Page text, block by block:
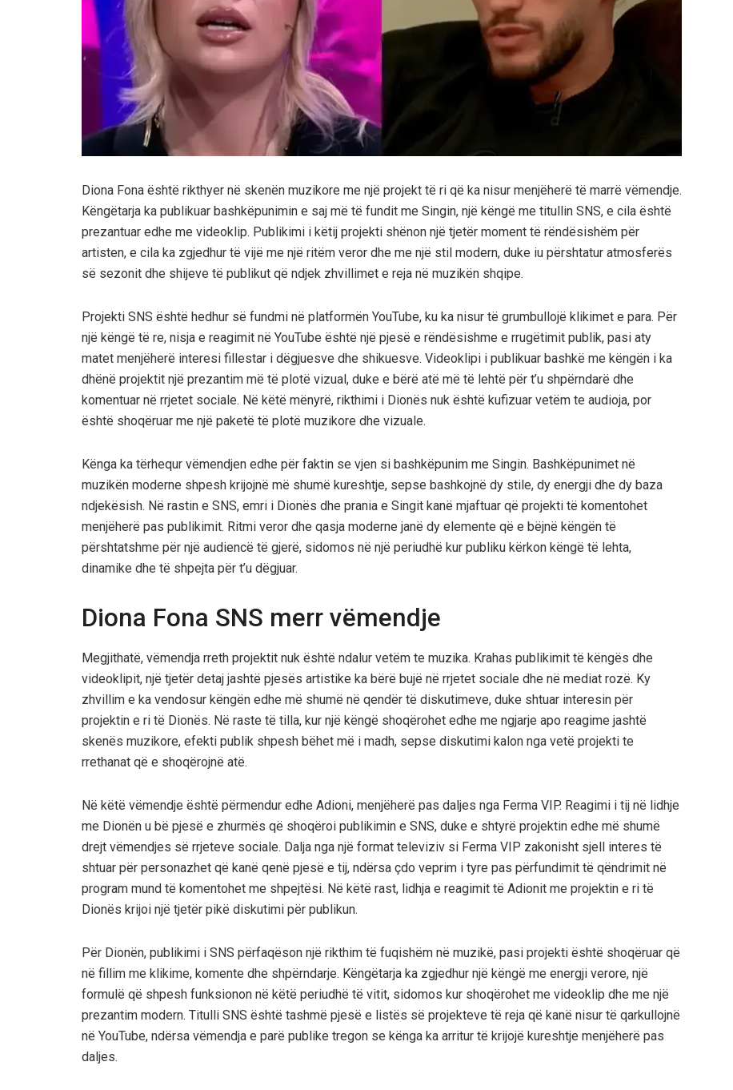
Diona Fona është rikthyer në skenën muzikore me një projekt të ri që ka nisur menjëherë të marrë vëmendje.
Këngëtarja ka publikuar bashkëpunimin e saj më të fundit me Singin, një këngë me titullin SNS, e cila është
prezantuar edhe me videoklip. Publikimi i këtij projekti shënon një tjetër moment të rëndësishëm për
artisten, e cila ka zgjedhur të vijë me një ritëm veror dhe me një stil modern, duke iu përshtatur atmosferës
së sezonit dhe shijeve të publikut që ndjek zhvillimet e reja në muzikën shqipe.
Projekti SNS është hedhur së fundmi në platformën YouTube, ku ka nisur të grumbullojë klikimet e para. Për
një këngë të re, nisja e reagimit në YouTube është një pjesë e rëndësishme e rrugëtimit publik, pasi aty
matet menjëherë interesi fillestar i dëgjuesve dhe shikuesve. Videoklipi i publikuar bashkë me këngën i ka
dhënë projektit një prezantim më të plotë vizual, duke e bërë atë më të lehtë për t’u shpërndarë dhe
komentuar në rrjetet sociale. Në këtë mënyrë, rikthimi i Dionës nuk është kufizuar vetëm te audioja, por
është shoqëruar me një paketë të plotë muzikore dhe vizuale.
Kënga ka tërhequr vëmendjen edhe për faktin se vjen si bashkëpunim me Singin. Bashkëpunimet në
muzikën moderne shpesh krijojnë më shumë kureshtje, sepse bashkojnë dy stile, dy energji dhe dy baza
ndjekësish. Në rastin e SNS, emri i Dionës dhe prania e Singit kanë mjaftuar që projekti të komentohet
menjëherë pas publikimit. Ritmi veror dhe qasja moderne janë dy elemente që e bëjnë këngën të
përshtatshme për një audiencë të gjerë, sidomos në një periudhë kur publiku kërkon këngë të lehta,
dinamike dhe të shpejta për t’u dëgjuar.
Diona Fona SNS merr vëmendje
Megjithatë, vëmendja rreth projektit nuk është ndalur vetëm te muzika. Krahas publikimit të këngës dhe
videoklipit, një tjetër detaj jashtë pjesës artistike ka bërë bujë në rrjetet sociale dhe në mediat rozë. Ky
zhvillim e ka vendosur këngën edhe më shumë në qendër të diskutimeve, duke shtuar interesin për
projektin e ri të Dionës. Në raste të tilla, kur një këngë shoqërohet edhe me ngjarje apo reagime jashtë
skenës muzikore, efekti publik shpesh bëhet më i madh, sepse diskutimi kalon nga vetë projekti te
rrethanat që e shoqërojnë atë.
Në këtë vëmendje është përmendur edhe Adioni, menjëherë pas daljes nga Ferma VIP. Reagimi i tij në lidhje
me Dionën u bë pjesë e zhurmës që shoqëroi publikimin e SNS, duke e shtyrë projektin edhe më shumë
drejt vëmendjes së rrjeteve sociale. Dalja nga një format televiziv si Ferma VIP zakonisht sjell interes të
shtuar për personazhet që kanë qenë pjesë e tij, ndërsa çdo veprim i tyre pas përfundimit të qëndrimit në
program mund të komentohet me shpejtësi. Në këtë rast, lidhja e reagimit të Adionit me projektin e ri të
Dionës krijoi një tjetër pikë diskutimi për publikun.
Për Dionën, publikimi i SNS përfaqëson një rikthim të fuqishëm në muzikë, pasi projekti është shoqëruar që
në fillim me klikime, komente dhe shpërndarje. Këngëtarja ka zgjedhur një këngë me energji verore, një
formulë që shpesh funksionon në këtë periudhë të vitit, sidomos kur shoqërohet me videoklip dhe me një
prezantim modern. Titulli SNS është tashmë pjesë e listës së projekteve të reja që kanë nisur të qarkullojnë
në YouTube, ndërsa vëmendja e parë publike tregon se kënga ka arritur të krijojë kureshtje menjëherë pas
daljes.